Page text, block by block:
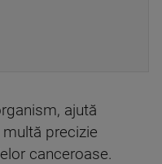
ajută
precizie
canceroase.